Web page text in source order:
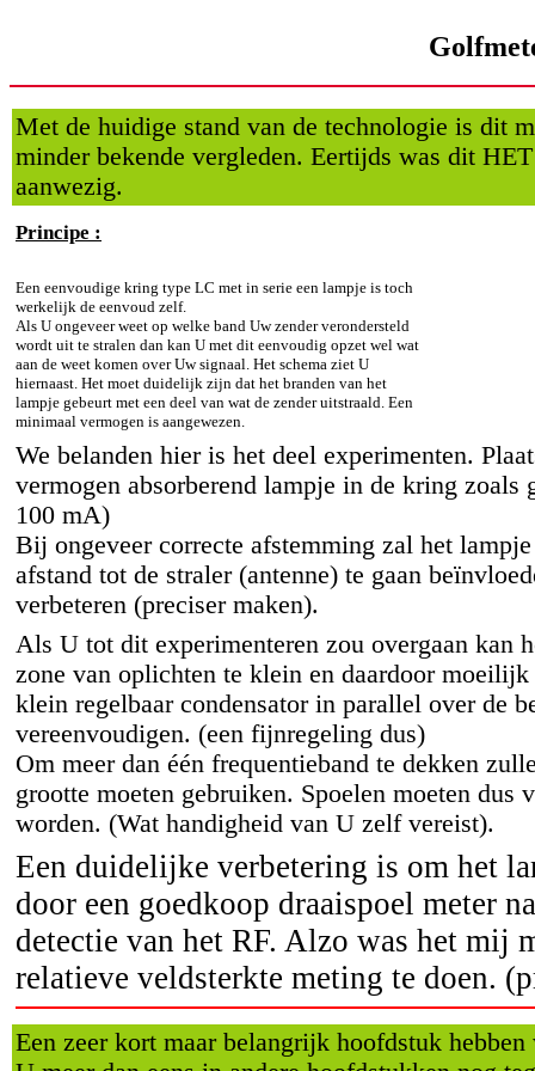
Met de huidige stand van de technologie is dit
minder bekende vergleden. Eertijds was dit
aanwezig.
Principe :
Een eenvoudige kring type LC met in serie een lampje is toch
werkelijk de eenvoud zelf.
Als U ongeveer weet op welke band Uw zender verondersteld
wordt uit te stralen dan kan U met dit eenvoudig opzet wel wat
aan de weet komen over Uw signaal. Het schema ziet U
hiernaast. Het moet duidelijk zijn dat het branden van het
lampje gebeurt met een deel van wat de zender uitstraald. Een
minimaal vermogen is aangewezen.
We belanden hier is het deel experimenten.
vermogen absorberend lampje in de kring zoals
100 mA)
Bij ongeveer correcte afstemming zal het
afstand tot de straler (antenne) te gaan
verbeteren (preciser maken).
Als U tot dit experimenteren zou overgaan kan
zone van oplichten te klein en daardoor
klein regelbaar condensator in parallel over de
vereenvoudigen. (een fijnregeling dus)
Om meer dan één frequentieband te dekken
grootte moeten gebruiken. Spoelen moeten dus
worden. (Wat handigheid van U zelf vereist).
Een duidelijke verbetering is om het
door een goedkoop draaispoel meter
detectie van het RF. Alzo was het mij
relatieve veldsterkte meting te doen.
Een zeer kort maar belangrijk hoofdstuk